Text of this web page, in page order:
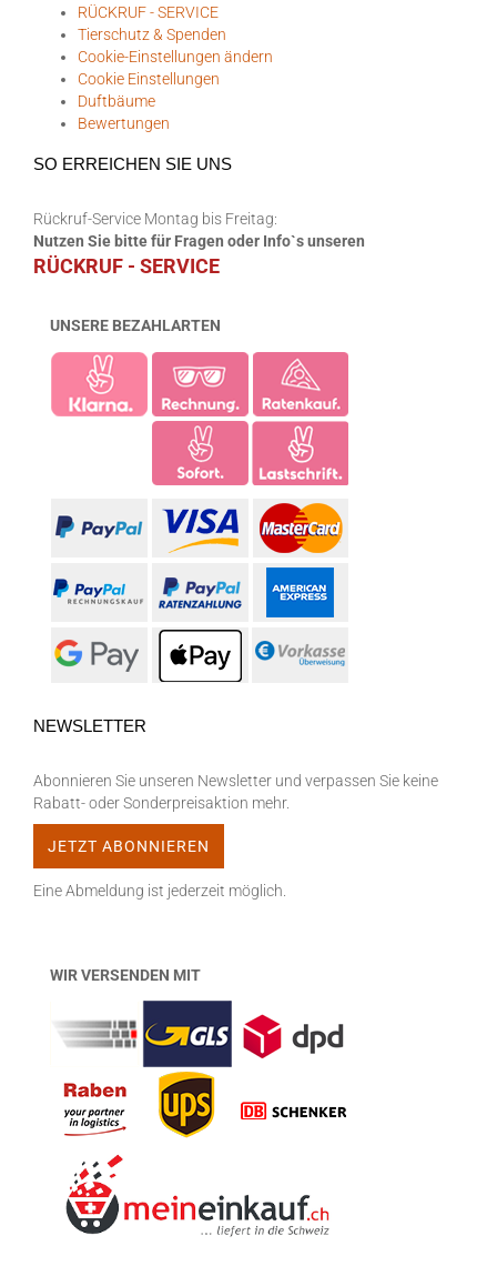
RÜCKRUF - SERVICE
Tierschutz & Spenden
Cookie-Einstellungen ändern
Cookie Einstellungen
Duftbäume
Bewertungen
SO ERREICHEN SIE UNS
Rückruf-Service Montag bis Freitag:
Nutzen Sie bitte für Fragen oder Info`s unseren
RÜCKRUF - SERVICE
UNSERE BEZAHLARTEN
NEWSLETTER
Abonnieren Sie unseren Newsletter und verpassen Sie keine
Rabatt- oder Sonderpreisaktion mehr.
Eine Abmeldung ist jederzeit möglich.
WIR VERSENDEN MIT